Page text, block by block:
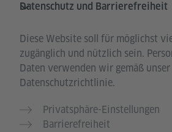
Datenschutz und Barrierefreiheit
Diese Website soll für möglichst
zugänglich und nützlich sein.
Daten verwenden wir gemäß unser
Datenschutzrichtlinie.
Privatsphäre-Einstellungen
Barrierefreiheit